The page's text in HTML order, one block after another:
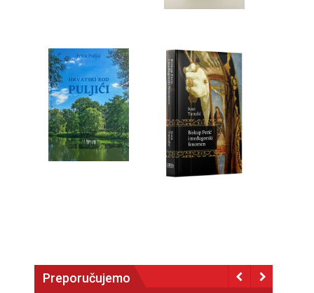
Preporučujemo